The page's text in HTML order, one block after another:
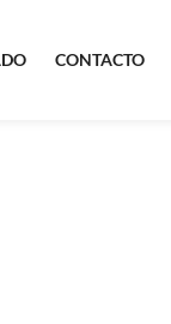
CONTACTO